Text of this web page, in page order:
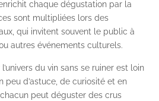
chaque dégustation par la
sont multipliées lors des
qui invitent souvent le public à
autres événements culturels.
du vin sans se ruiner est loin
peu d’astuce, de curiosité et en
peut déguster des crus